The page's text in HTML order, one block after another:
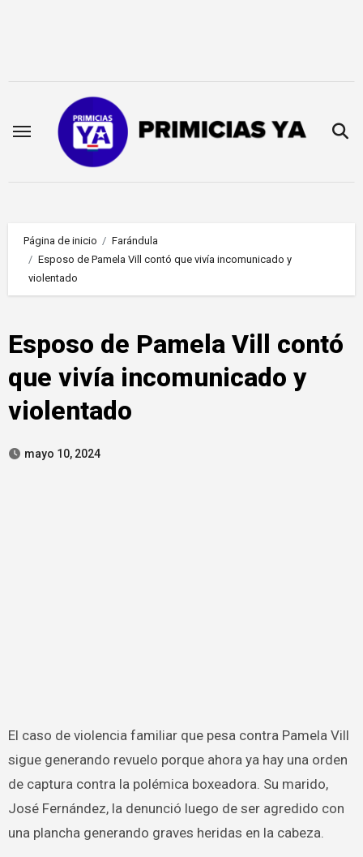
Página de inicio
Farándula
Esposo de Pamela Vill contó que vivía incomunicado y
violentado
Esposo de Pamela Vill contó
que vivía incomunicado y
violentado
mayo 10, 2024
El caso de violencia familiar que pesa contra Pamela Vill
sigue generando revuelo porque ahora ya hay una orden
de captura contra la polémica boxeadora. Su marido,
José Fernández, la denunció luego de ser agredido con
una plancha generando graves heridas en la cabeza.